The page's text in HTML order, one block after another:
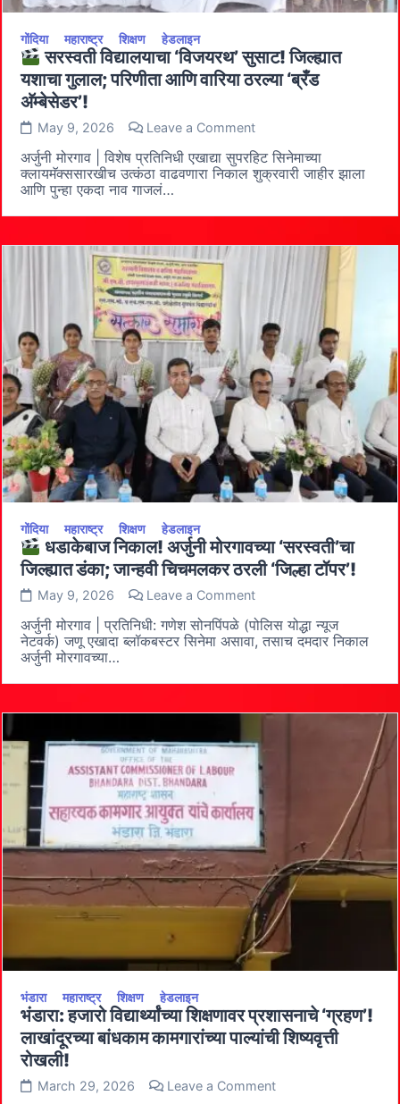
गोंदिया महाराष्ट्र शिक्षण हेडलाइन
सरस्वती विद्यालयाचा ‘विजयरथ’ सुसाट! जिल्ह्यात
यशाचा गुलाल; परिणीता आणि वारिया ठरल्या ‘ब्रँड
अ‍ॅम्बेसेडर’!
May 9, 2026 Leave a Commenton
सरस्वती
विद्यालयाचा
सुसाट!
परिणीता
वारिया
ठरल्या
‘ब्रँड
अ‍ॅम्बेसेडर’!
अर्जुनी मोरगाव | विशेष प्रतिनिधी ​एखाद्या सुपरहिट सिनेमाच्या
क्लायमॅक्ससारखीच उत्कंठा वाढवणारा निकाल शुक्रवारी जाहीर झाला
आणि पुन्हा एकदा नाव गाजलं…
गोंदिया महाराष्ट्र शिक्षण हेडलाइन
धडाकेबाज निकाल! अर्जुनी मोरगावच्या ‘सरस्वती’चा
जिल्ह्यात डंका; जान्हवी चिचमलकर ठरली ‘जिल्हा टॉपर’!
May 9, 2026 Leave a Commenton
धडाकेबाज
निकाल!
मोरगावच्या
जिल्ह्यात
जान्हवी
चिचमलकर
ठरली
टॉपर’!
अर्जुनी मोरगाव | प्रतिनिधी: गणेश सोनपिंपळे (पोलिस योद्धा न्यूज
नेटवर्क) ​जणू एखादा ब्लॉकबस्टर सिनेमा असावा, तसाच दमदार निकाल
अर्जुनी मोरगावच्या…
भंडारा महाराष्ट्र शिक्षण हेडलाइन
भंडारा: हजारो विद्यार्थ्यांच्या शिक्षणावर प्रशासनाचे ‘ग्रहण’!
लाखांदूरच्या बांधकाम कामगारांच्या पाल्यांची शिष्यवृत्ती
रोखली!
March 29, 2026 Leave a Commenton